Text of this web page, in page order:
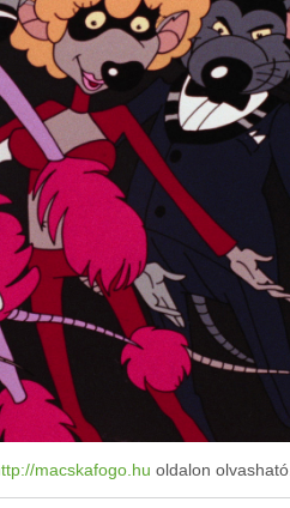
macskafogo.hu oldalon olvasható.